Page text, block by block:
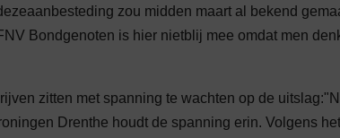
zou midden maart al bekend
Bondgenoten is hier nietblij mee omdat men
zitten met spanning te wachten op de
Drenthe houdt de spanning erin. Volgens